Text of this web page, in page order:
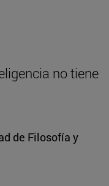
no tiene
de Filosofía y